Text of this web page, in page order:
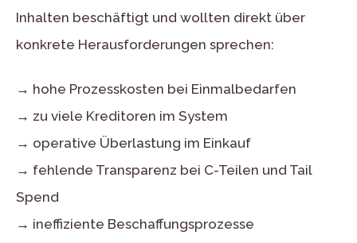
Inhalten beschäftigt und wollten direkt über
konkrete Herausforderungen sprechen:
→ hohe Prozesskosten bei Einmalbedarfen
→ zu viele Kreditoren im System
→ operative Überlastung im Einkauf
→ fehlende Transparenz bei C-Teilen und Tail
Spend
→ ineffiziente Beschaffungsprozesse